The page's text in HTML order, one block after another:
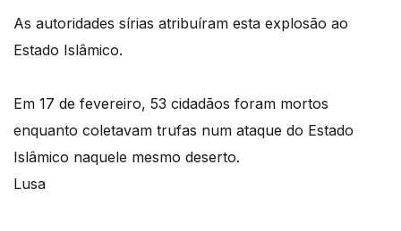
As autoridades sírias atribuíram esta explosão ao
Estado Islâmico.
Em 17 de fevereiro, 53 cidadãos foram mortos
enquanto coletavam trufas num ataque do Estado
Islâmico naquele mesmo deserto.
Lusa